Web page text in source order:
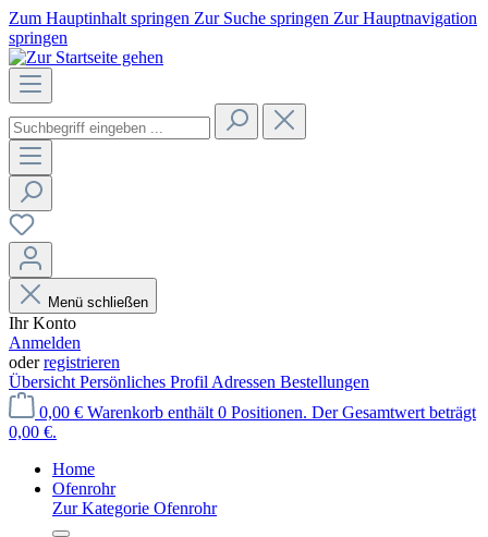
Zum Hauptinhalt springen Zur Suche springen Zur Hauptnavigation
springen
Menü schließen
Ihr Konto
Anmelden
oderregistrieren
Übersicht Persönliches Profil Adressen Bestellungen
0,00 € Warenkorb enthält 0 Positionen. Der Gesamtwert beträgt
0,00 €.
Home
Ofenrohr
Zur Kategorie Ofenrohr